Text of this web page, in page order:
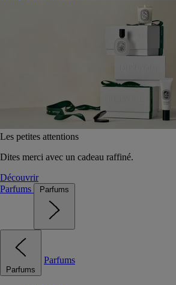
Les petites attentions
Dites merci avec un cadeau raffiné.
Découvrir
Parfums
Parfums
Parfums
Parfums